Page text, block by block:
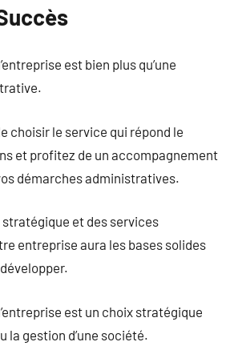
est bien plus qu’une
choisir le service qui répond le
et profitez de un accompagnement
démarches administratives.
stratégique et des services
entreprise aura les bases solides
est un choix stratégique
la gestion d’une société.